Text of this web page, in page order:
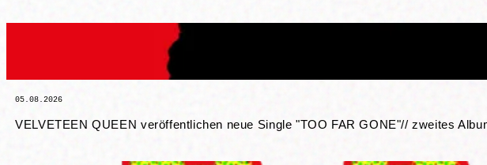
05.08.2026
VELVETEEN QUEEN veröffentlichen neue Single "TOO FAR GONE"// zweites